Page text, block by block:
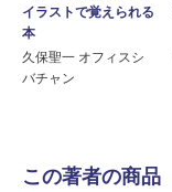
イラストで覚えられる
本
久保聖一 オフィスシ
バチャン
この著者の商品